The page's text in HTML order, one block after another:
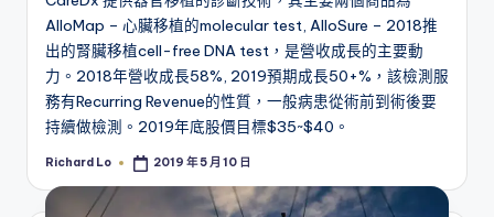
AlloMap – 心臟移植的molecular test, AlloSure – 2018推
出的腎臟移植cell-free DNA test，是營收成長的主要動
力。2018年營收成長58%, 2019預期成長50+%，該檢測服
務有Recurring Revenue的性質，一般病患從術前到術後要
持續做檢測。2019年底股價目標$35~$40。
Posted
Richard Lo 2019 年 5 月 10 日